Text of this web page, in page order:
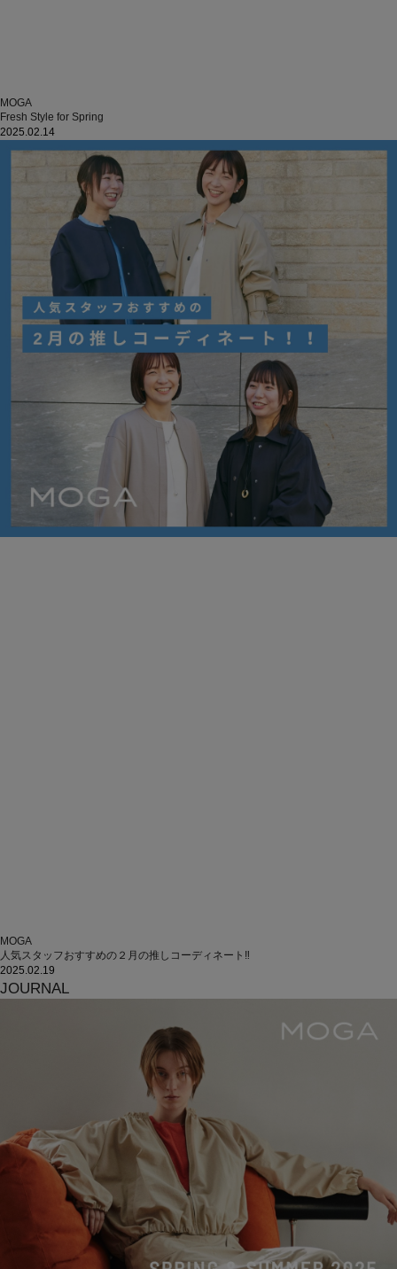
MOGA
Fresh Style for Spring
2025.02.14
MOGA
人気スタッフおすすめの２月の推しコーディネート‼
2025.02.19
JOURNAL